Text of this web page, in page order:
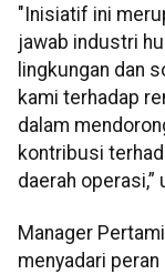
"Inisiatif ini
jawab industri
lingkungan dan
kami terhadap
dalam
kontribusi
daerah operasi,”
Manager
menyadari